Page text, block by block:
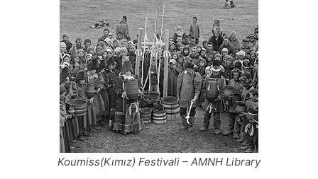
Koumiss(Kımız) Festivali – AMNH Library